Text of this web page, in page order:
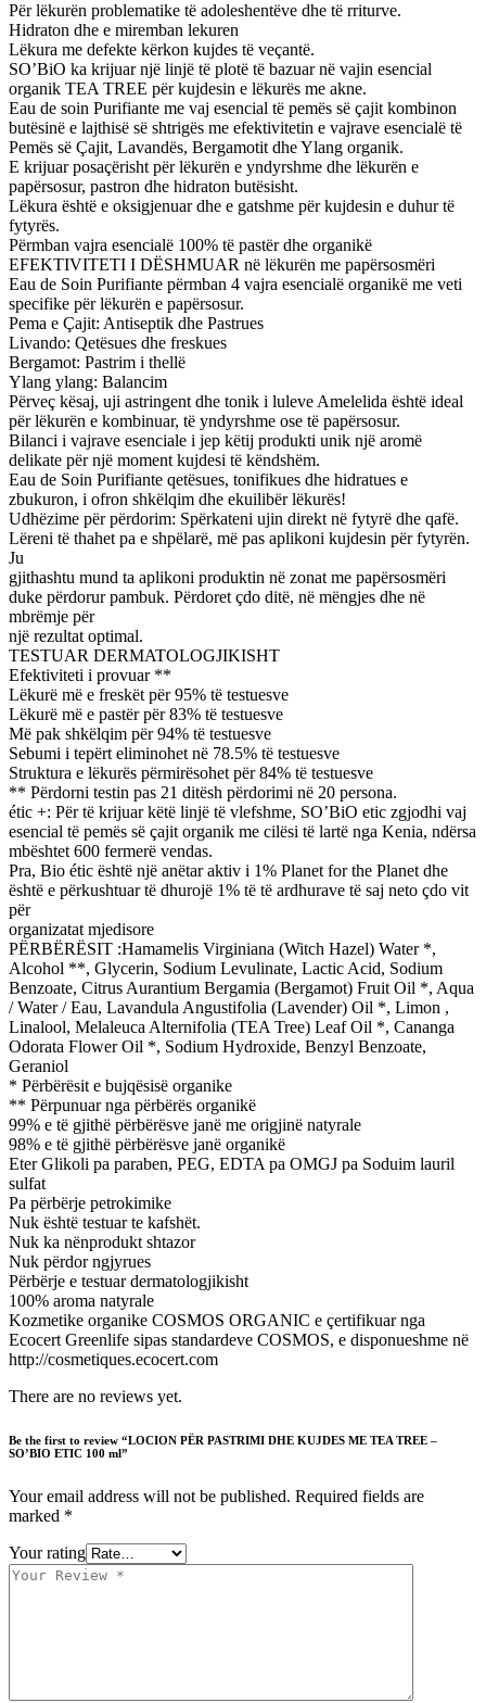
Për lëkurën problematike të adoleshentëve dhe të rriturve.
Hidraton dhe e miremban lekuren
Lëkura me defekte kërkon kujdes të veçantë.
SO’BiO ka krijuar një linjë të plotë të bazuar në vajin esencial
organik TEA TREE për kujdesin e lëkurës me akne.
Eau de soin Purifiante me vaj esencial të pemës së çajit kombinon
butësinë e lajthisë së shtrigës me efektivitetin e vajrave esencialë të
Pemës së Çajit, Lavandës, Bergamotit dhe Ylang organik.
E krijuar posaçërisht për lëkurën e yndyrshme dhe lëkurën e
papërsosur, pastron dhe hidraton butësisht.
Lëkura është e oksigjenuar dhe e gatshme për kujdesin e duhur të
fytyrës.
Përmban vajra esencialë 100% të pastër dhe organikë
EFEKTIVITETI I DËSHMUAR në lëkurën me papërsosmëri
Eau de Soin Purifiante përmban 4 vajra esencialë organikë me veti
specifike për lëkurën e papërsosur.
Pema e Çajit: Antiseptik dhe Pastrues
Livando: Qetësues dhe freskues
Bergamot: Pastrim i thellë
Ylang ylang: Balancim
Përveç kësaj, uji astringent dhe tonik i luleve Amelelida është ideal
për lëkurën e kombinuar, të yndyrshme ose të papërsosur.
Bilanci i vajrave esenciale i jep këtij produkti unik një aromë
delikate për një moment kujdesi të këndshëm.
Eau de Soin Purifiante qetësues, tonifikues dhe hidratues e
zbukuron, i ofron shkëlqim dhe ekuilibër lëkurës!
Udhëzime për përdorim: Spërkateni ujin direkt në fytyrë dhe qafë.
Lëreni të thahet pa e shpëlarë, më pas aplikoni kujdesin për fytyrën.
Ju
gjithashtu mund ta aplikoni produktin në zonat me papërsosmëri
duke përdorur pambuk. Përdoret çdo ditë, në mëngjes dhe në
mbrëmje për
një rezultat optimal.
TESTUAR DERMATOLOGJIKISHT
Efektiviteti i provuar **
Lëkurë më e freskët për 95% të testuesve
Lëkurë më e pastër për 83% të testuesve
Më pak shkëlqim për 94% të testuesve
Sebumi i tepërt eliminohet në 78.5% të testuesve
Struktura e lëkurës përmirësohet për 84% të testuesve
** Përdorni testin pas 21 ditësh përdorimi në 20 persona.
étic +: Për të krijuar këtë linjë të vlefshme, SO’BiO etic zgjodhi vaj
esencial të pemës së çajit organik me cilësi të lartë nga Kenia, ndërsa
mbështet 600 fermerë vendas.
Pra, Bio étic është një anëtar aktiv i 1% Planet for the Planet dhe
është e përkushtuar të dhurojë 1% të të ardhurave të saj neto çdo vit
për
organizatat mjedisore
PËRBËRËSIT :Hamamelis Virginiana (Witch Hazel) Water *,
Alcohol **, Glycerin, Sodium Levulinate, Lactic Acid, Sodium
Benzoate, Citrus Aurantium Bergamia (Bergamot) Fruit Oil *, Aqua
/ Water / Eau, Lavandula Angustifolia (Lavender) Oil *, Limon ,
Linalool, Melaleuca Alternifolia (TEA Tree) Leaf Oil *, Cananga
Odorata Flower Oil *, Sodium Hydroxide, Benzyl Benzoate,
Geraniol
* Përbërësit e bujqësisë organike
** Përpunuar nga përbërës organikë
99% e të gjithë përbërësve janë me origjinë natyrale
98% e të gjithë përbërësve janë organikë
Eter Glikoli pa paraben, PEG, EDTA pa OMGJ pa Soduim lauril
sulfat
Pa përbërje petrokimike
Nuk është testuar te kafshët.
Nuk ka nënprodukt shtazor
Nuk përdor ngjyrues
Përbërje e testuar dermatologjikisht
100% aroma natyrale
Kozmetike organike COSMOS ORGANIC e çertifikuar nga
Ecocert Greenlife sipas standardeve COSMOS, e disponueshme në
http://cosmetiques.ecocert.com
There are no reviews yet.
Be the first to review “LOCION PËR PASTRIMI DHE KUJDES ME TEA TREE –
SO’BIO ETIC 100 ml”
Your email address will not be published. Required fields are
marked *
Your rating